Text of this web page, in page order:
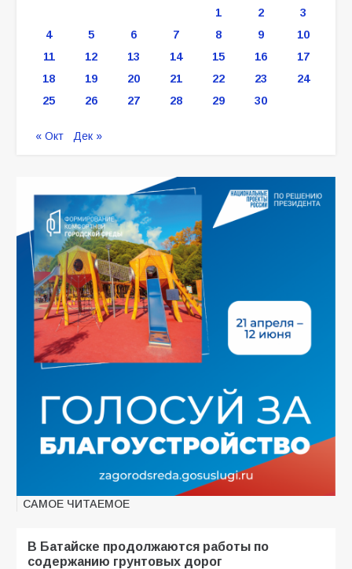
1 2
3
4
5 6 7 8 9
10
11
12 13 14 15 16
17
18
19 20 21 22 23
24
25
26 27 28 29 30
« Окт Дек »
САМОЕ ЧИТАЕМОЕ
В Батайске продолжаются работы по
содержанию грунтовых дорог